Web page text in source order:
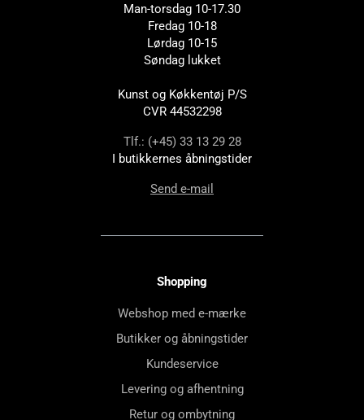
Man-torsdag 10-17.30
Fredag 10-18
Lørdag 10-15
Søndag lukket
Kunst og Køkkentøj P/S
CVR 44532298
Tlf.: (+45) 33 13 29 28
I butikkernes åbningstider
Send e-mail
Shopping
Webshop med e-mærke
Butikker og åbningstider
Kundeservice
Levering og afhentning
Retur og ombytning